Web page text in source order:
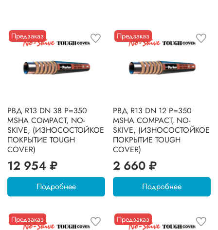
Предзаказ
РВД R13 DN 38 P=350
MSHA COMPACT, NO-
SKIVE, (ИЗНОСОСТОЙКОЕ
ПОКРЫТИЕ TOUGH
COVER)
12 954 ₽
Подробнее
Предзаказ
РВД R13 DN 12 P=350
MSHA COMPACT, NO-
SKIVE, (ИЗНОСОСТОЙКОЕ
ПОКРЫТИЕ TOUGH
COVER)
2 660 ₽
Подробнее
Предзаказ Предзаказ